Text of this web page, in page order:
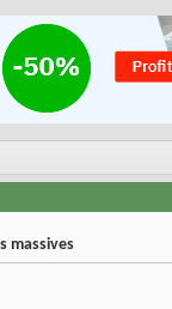
massives